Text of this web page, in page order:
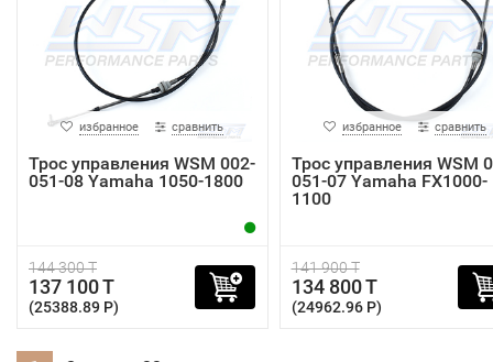
избранное сравнить
Трос управления WSM 002-
051-08 Yamaha 1050-1800
144 300 T
137 100 T
(25388.89 P)
избранное сравнить
Трос управления WSM
051-07 Yamaha FX1000-
1100
141 900 T
134 800 T
(24962.96 P)